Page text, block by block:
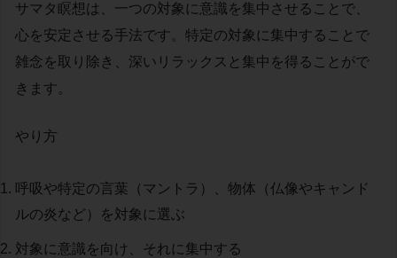
サマタ瞑想は、一つの対象に意識を集中させることで、
心を安定させる手法です。特定の対象に集中することで
雑念を取り除き、深いリラックスと集中を得ることがで
きます。
やり方
呼吸や特定の言葉（マントラ）、物体（仏像やキャンド
ルの炎など）を対象に選ぶ
対象に意識を向け、それに集中する